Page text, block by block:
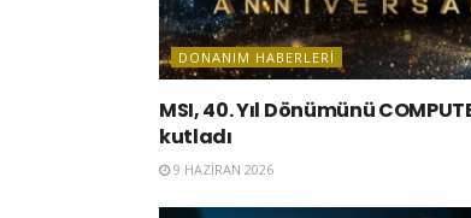
DONANIM HABERLERI
MSI, 40. Yıl Dönümünü
kutladı
9 HAZIRAN 2026